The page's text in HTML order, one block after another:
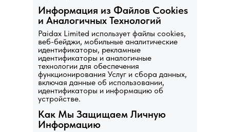
Paidax Limited использует файлы cookies,
веб-бейджи, мобильные аналитические
идентификаторы, рекламные
идентификаторы и аналогичные
технологии для обеспечения
функционирования Услуг и сбора данных,
включая данные об использовании,
идентификаторы и информацию об
устройстве.
Информация из Файлов Cookies
и Аналогичных Технологий
Как Мы Защищаем Личную
Информацию